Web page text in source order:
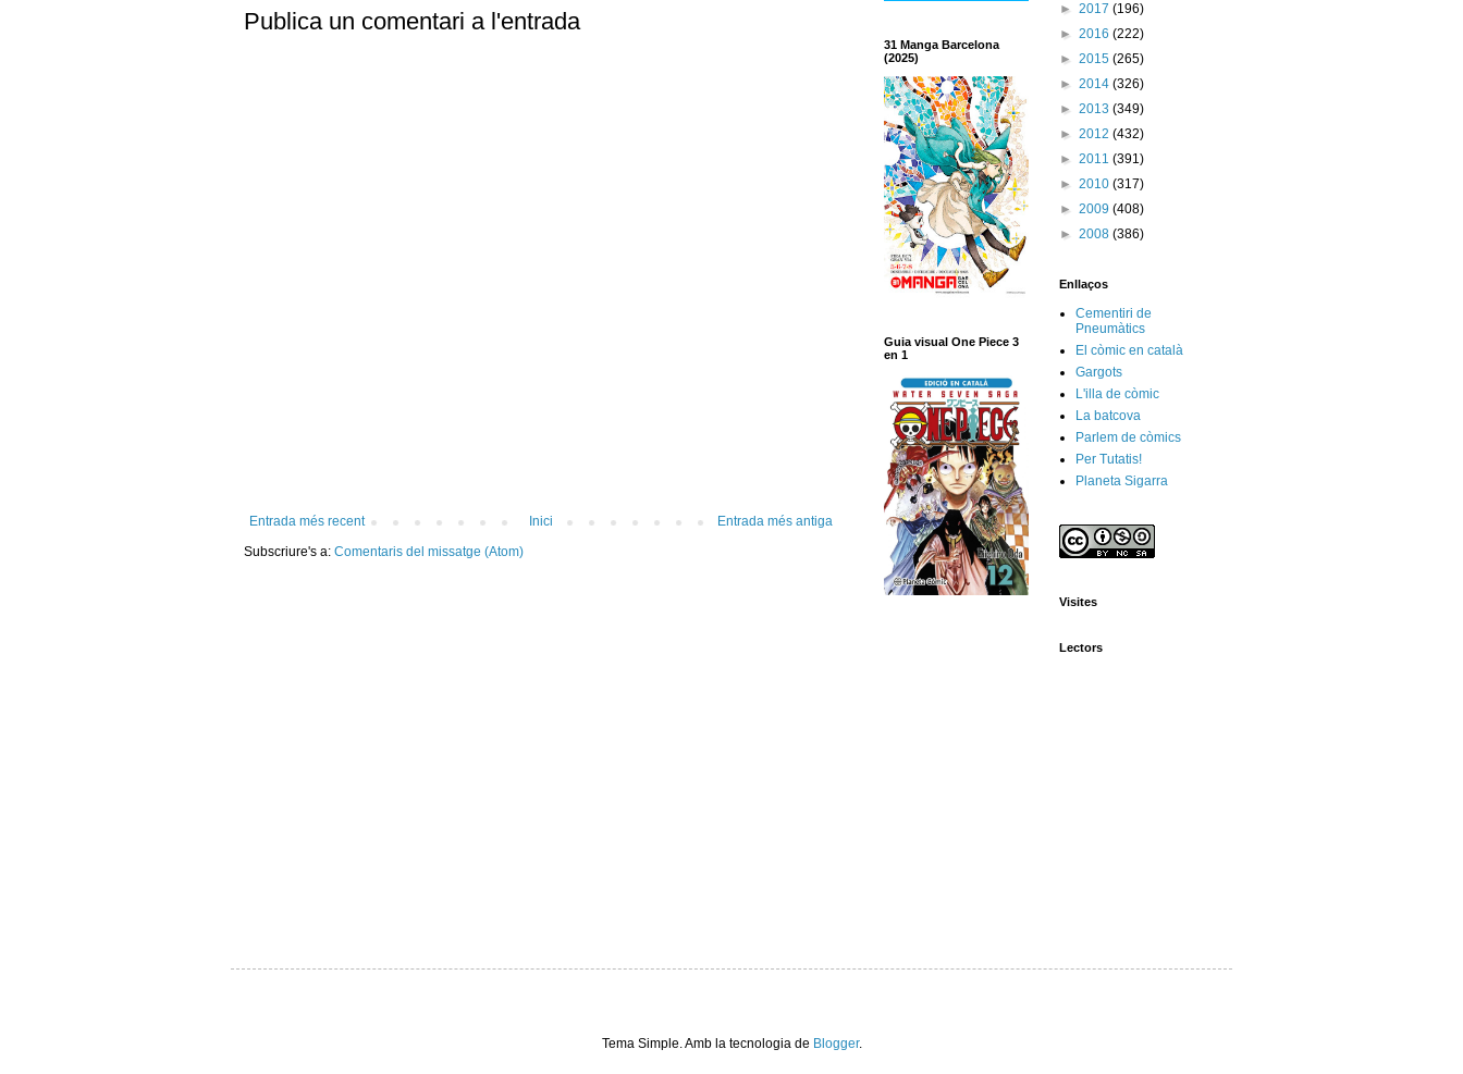
Publica un comentari a l'entrada
Entrada més recent Entrada més antiga
Inici
Subscriure's a: Comentaris del missatge (Atom)
31 Manga Barcelona
(2025)
Guia visual One Piece 3
en 1
► 2017 (196)
► 2016 (222)
► 2015 (265)
► 2014 (326)
► 2013 (349)
► 2012 (432)
► 2011 (391)
► 2010 (317)
► 2009 (408)
► 2008 (386)
Enllaços
Cementiri de
Pneumàtics
El còmic en català
Gargots
L'illa de còmic
La batcova
Parlem de còmics
Per Tutatis!
Planeta Sigarra
Visites
Lectors
Tema Simple. Amb la tecnologia de Blogger.